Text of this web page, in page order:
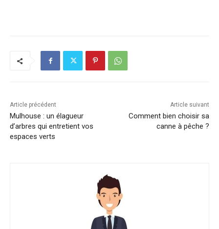
Article précédent
Mulhouse : un élagueur
d’arbres qui entretient vos
espaces verts
Article suivant
Comment bien choisir sa
canne à pêche ?